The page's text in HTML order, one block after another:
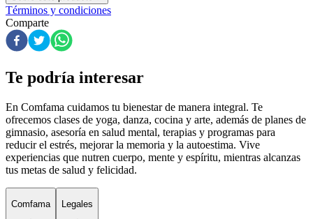
Términos y condiciones
Comparte
Te podría interesar
En Comfama cuidamos tu bienestar de manera integral. Te
ofrecemos clases de yoga, danza, cocina y arte, además de planes de
gimnasio, asesoría en salud mental, terapias y programas para
reducir el estrés, mejorar la memoria y la autoestima. Vive
experiencias que nutren cuerpo, mente y espíritu, mientras alcanzas
tus metas de salud y felicidad.
Comfama Legales